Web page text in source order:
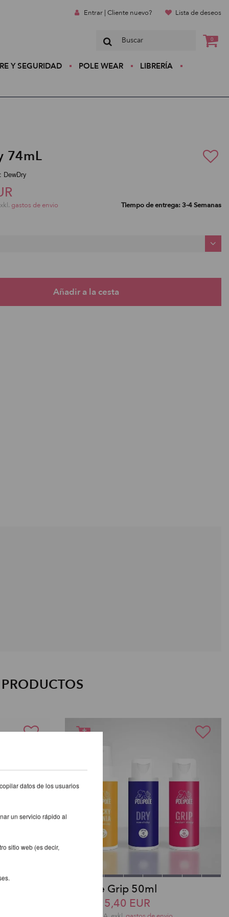
Entrar | Cliente nuevo? Lista de deseos
0
Y SEGURIDAD POLE WEAR
LIBRERÍA
74mL
DewDry
gastos de envio Tiempo de entrega: 3-4 Semanas
Polipole Grip 50ml
desde 15,40 EUR
datos de los usuarios
un servicio rápido al
sitio web (es decir,